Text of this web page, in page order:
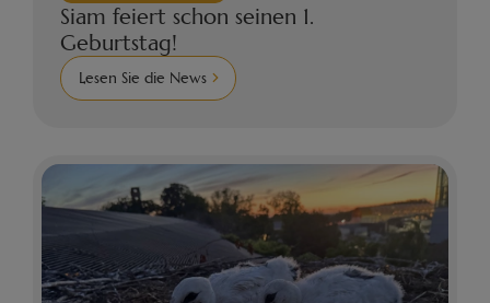
Siam feiert schon seinen 1.
Geburtstag!
Lesen Sie die News